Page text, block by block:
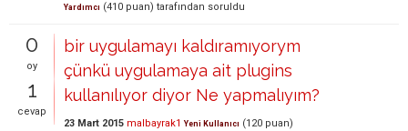
Yardımcı (410 puan) tarafından soruldu
0
oy
1
cevap
bir uygulamayı kaldıramıyorym
çünkü uygulamaya ait plugins
kullanılıyor diyor Ne yapmalıyım?
23 Mart 2015 malbayrak1 Yeni Kullanıcı (120 puan)